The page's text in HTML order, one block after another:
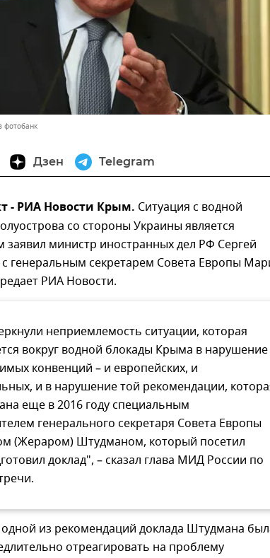
фотобанк
Дзен Telegram
- РИА Новости Крым. Ситуация с водной
со стороны Украины является
заявил министр иностранных дел РФ Сергей
генеральным секретарем Совета Европы
РИА Новости.
неприемлемость ситуации, которая
вокруг водной блокады Крыма в нарушение
конвенций – и европейских, и
и в нарушение той рекомендации,
еще в 2016 году специальным
генерального секретаря Совета Европы
(Жераром) Штудманом, который посетил
доклад", – сказал глава МИД России по
из рекомендаций доклада Штудмана
отреагировать на проблему